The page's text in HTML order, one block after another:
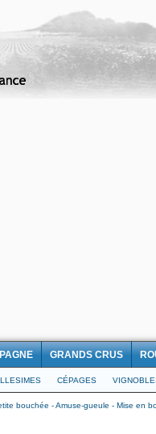
GRANDS CRUS
CÉPAGES
bouchée - Amuse-gueule - Mise en